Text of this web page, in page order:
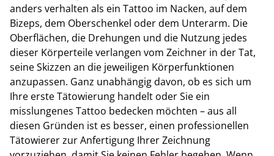
anders verhalten als ein Tattoo im Nacken, auf dem
Bizeps, dem Oberschenkel oder dem Unterarm. Die
Oberflächen, die Drehungen und die Nutzung jedes
dieser Körperteile verlangen vom Zeichner in der Tat,
seine Skizzen an die jeweiligen Körperfunktionen
anzupassen. Ganz unabhängig davon, ob es sich um
Ihre erste Tätowierung handelt oder Sie ein
misslungenes Tattoo bedecken möchten – aus all
diesen Gründen ist es besser, einen professionellen
Tätowierer zur Anfertigung Ihrer Zeichnung